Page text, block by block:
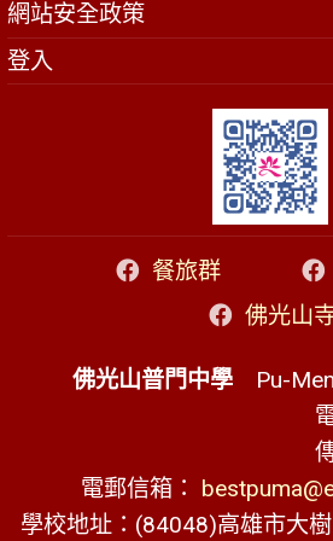
網站安全政策
登入
餐旅群
佛光山
佛光山普門中學 Pu-
電郵信箱：
學校地址：(84048)高雄市大